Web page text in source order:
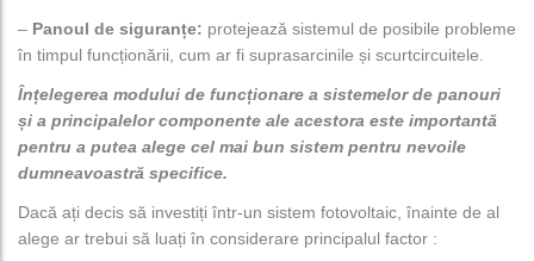
– Panoul de siguranțe: protejează sistemul de posibile probleme
în timpul funcționării, cum ar fi suprasarcinile și scurtcircuitele.
Înțelegerea modului de funcționare a sistemelor de panouri
și a principalelor componente ale acestora este importantă
pentru a putea alege cel mai bun sistem pentru nevoile
dumneavoastră specifice.
Dacă ați decis să investiți într-un sistem fotovoltaic, înainte de al
alege ar trebui să luați în considerare principalul factor :